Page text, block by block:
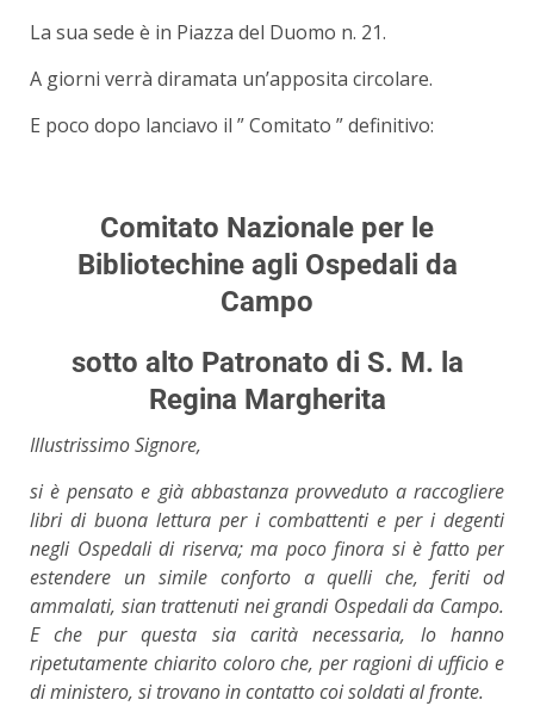
La sua sede è in Piazza del Duomo n. 21.
A giorni verrà diramata un’apposita circolare.
E poco dopo lanciavo il ” Comitato ” definitivo:
Comitato Nazionale per le
Bibliotechine agli Ospedali da
Campo
sotto alto Patronato di S. M. la
Regina Margherita
Illustrissimo Signore,
si è pensato e già abbastanza provveduto a raccogliere
libri di buona lettura per i combattenti e per i degenti
negli Ospedali di riserva; ma poco finora si è fatto per
estendere un simile conforto a quelli che, feriti od
ammalati, sian trattenuti nei grandi Ospedali da Campo.
E che pur questa sia carità necessaria, lo hanno
ripetutamente chiarito coloro che, per ragioni di ufficio e
di ministero, si trovano in contatto coi soldati al fronte.